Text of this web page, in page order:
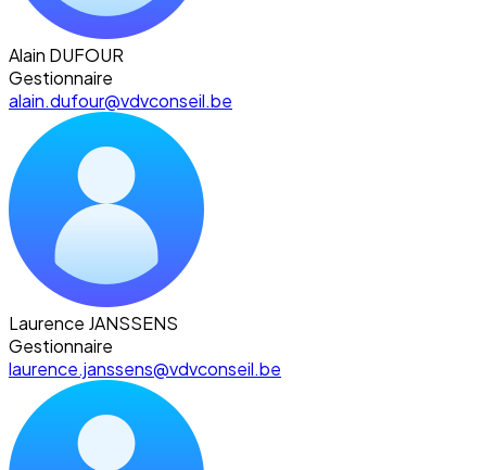
Alain DUFOUR
Gestionnaire
alain.dufour@vdvconseil.be
Laurence JANSSENS
Gestionnaire
laurence.janssens@vdvconseil.be